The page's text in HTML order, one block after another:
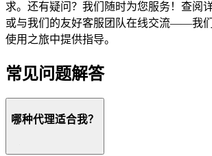
求。还有疑问？我们随时为您服务！查阅
或与我们的友好客服团队在线交流——我
使用之旅中提供指导。
常见问题解答
哪种代理适合我？